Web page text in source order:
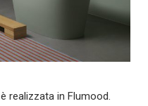
realizzata in Flumood.